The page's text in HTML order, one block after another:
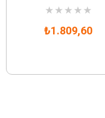
★ ★ ★ ★ ★
₺1.809,60